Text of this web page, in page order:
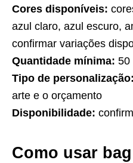
Cores disponíveis:
azul claro, azul escuro,
confirmar variações
Quantidade mínima: 50
Tipo de personalização:
arte e o orçamento
Disponibilidade:
Como usar